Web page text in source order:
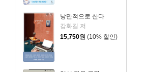
낭만적으로 산다
강화길 저
15,750원 (10% 할인)